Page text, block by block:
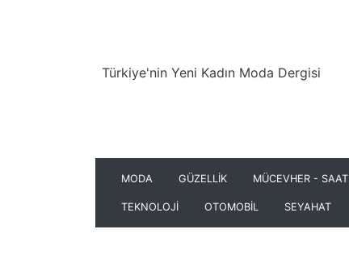
Türkiye'nin Yeni Kadın Moda Dergisi
MODA GÜZELLİK MÜCEVHER - SAAT
TEKNOLOJİ OTOMOBİL SEYAHAT